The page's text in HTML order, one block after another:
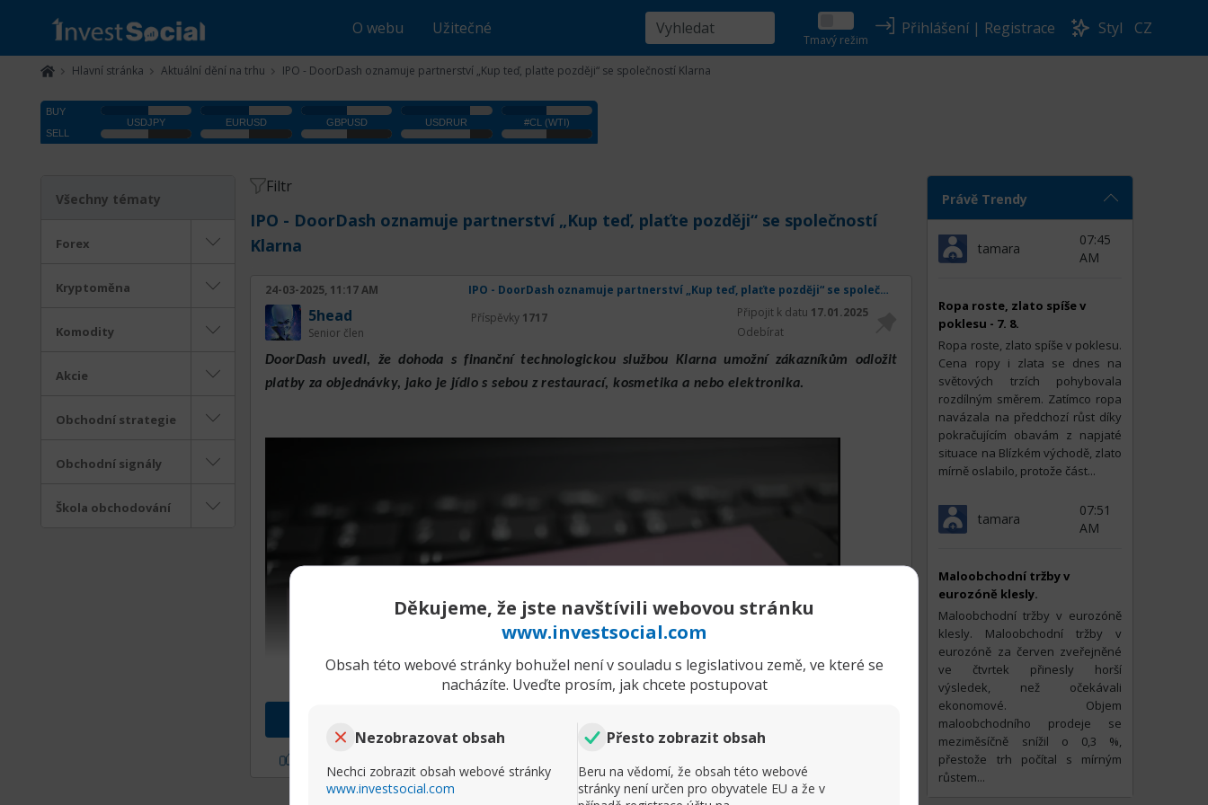
O webu Užitečné
Tmavý režim
Přihlášení| Registrace Styl CZ
Hlavní stránka Aktuální dění na trhu IPO - DoorDash oznamuje partnerství „Kup teď, plaťte později“ se společností Klarna
Děkujeme, že jste navštívili webovou stránku
www.investsocial.com
Obsah této webové stránky bohužel není v souladu s legislativou země, ve které se
nacházíte. Uveďte prosím, jak chcete postupovat
Nezobrazovat obsah
Nechci zobrazit obsah webové stránky
www.investsocial.com
Přesto zobrazit obsah
Beru na vědomí, že obsah této webové
stránky není určen pro obyvatele EU a že v
Všechny tématy
Forex
Kryptoměna
Komodity
Akcie
Obchodní strategie
Obchodní signály
Škola obchodování
Filtr
IPO - DoorDash oznamuje partnerství „Kup teď, plaťte později“ se společností
Klarna
24-03-2025, 11:17 AM IPO - DoorDash oznamuje partnerství „Kup teď, plaťte později“ se společností Klarna
5head
Senior člen
Příspěvky 1717 Připojit k datu 17.01.2025
Odebírat
DoorDash uvedl, že dohoda s finanční technologickou službou Klarna umožní zákazníkům odložit
platby za objednávky, jako je jídlo s sebou z restaurací, kosmetika a nebo elektronika.
Rozbalit příspěvek
Právě Trendy
tamara
07:45
AM
Ropa roste, zlato spíše v
poklesu - 7. 8.
Ropa roste, zlato spíše v poklesu.
Cena ropy i zlata se dnes na
světových trzích pohybovala
rozdílným směrem. Zatímco ropa
navázala na předchozí růst díky
pokračujícím obavám z napjaté
situace na Blízkém východě, zlato
mírně oslabilo, protože část...
tamara
07:51
AM
Maloobchodní tržby v
eurozóně klesly.
Maloobchodní tržby v eurozóně
klesly. Maloobchodní tržby v
eurozóně za červen zveřejněné
ve čtvrtek přinesly horší
výsledek, než očekávali
ekonomové. Objem
maloobchodního prodeje se
meziměsíčně snížil o 0,3 %,
přestože trh počítal s mírným
růstem...